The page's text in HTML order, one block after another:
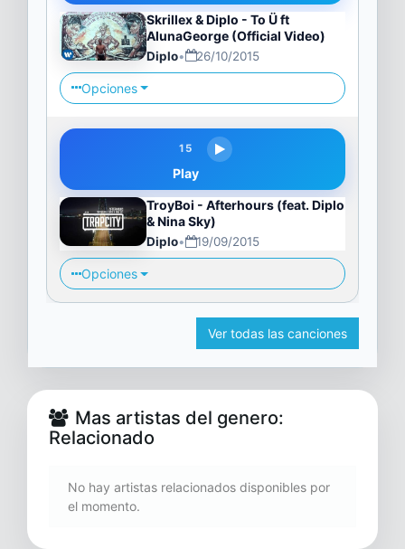
Skrillex & Diplo - To Ü ft
AlunaGeorge (Official Video)
Diplo• 26/10/2015
Opciones
15
Play
TroyBoi - Afterhours (feat. Diplo
& Nina Sky)
Diplo• 19/09/2015
Opciones
Ver todas las canciones
Mas artistas del genero:
Relacionado
No hay artistas relacionados disponibles por
el momento.